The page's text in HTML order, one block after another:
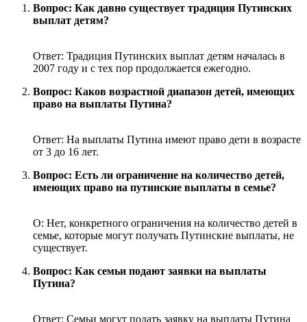
Вопрос: Как давно существует традиция Путинских
выплат детям?
Ответ: Традиция Путинских выплат детям началась в
2007 году и с тех пор продолжается ежегодно.
Вопрос: Каков возрастной диапазон детей, имеющих
право на выплаты Путина?
Ответ: На выплаты Путина имеют право дети в возрасте
от 3 до 16 лет.
Вопрос: Есть ли ограничение на количество детей,
имеющих право на путинские выплаты в семье?
О: Нет, конкретного ограничения на количество детей в
семье, которые могут получать Путинские выплаты, не
существует.
Вопрос: Как семьи подают заявки на выплаты
Путина?
Ответ: Семьи могут подать заявку на выплаты Путина